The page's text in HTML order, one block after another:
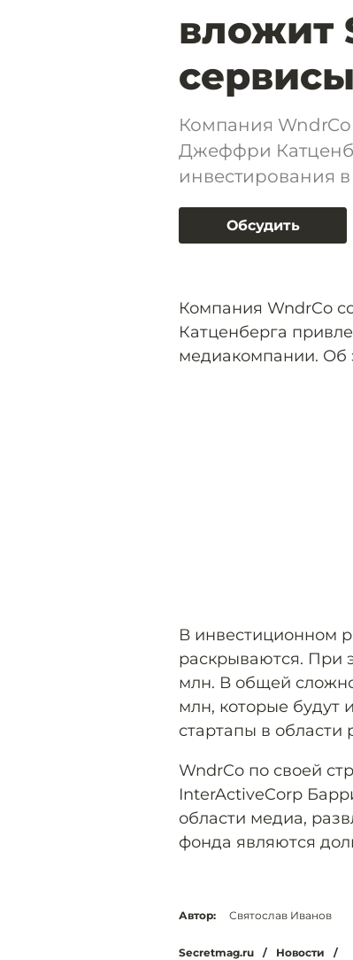
вложит
Компания
Джеффри
инвестирования
Обсудить
Компания WndrCo
Катценберга
медиакомпании. Об
В инвестиционном
раскрываются. При
млн. В общей
млн, которые будут
стартапы в области
WndrCo по своей
InterActiveCorp
области медиа,
фонда являются
Автор: Святослав Иванов
Secretmag.ru / Новости
/